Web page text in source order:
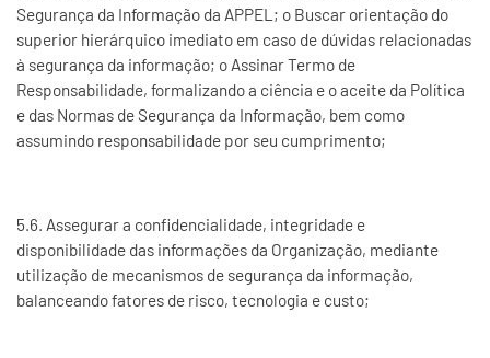
Segurança da Informação da APPEL; o Buscar orientação do
superior hierárquico imediato em caso de dúvidas relacionadas
à segurança da informação; o Assinar Termo de
Responsabilidade, formalizando a ciência e o aceite da Política
e das Normas de Segurança da Informação, bem como
assumindo responsabilidade por seu cumprimento;
5.6. Assegurar a confidencialidade, integridade e
disponibilidade das informações da Organização, mediante
utilização de mecanismos de segurança da informação,
balanceando fatores de risco, tecnologia e custo;